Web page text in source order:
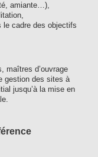
amiante…),
le cadre des objectifs
maîtres d’ouvrage
gestion des sites à
jusqu’à la mise en